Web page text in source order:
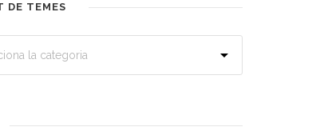
DE TEMES